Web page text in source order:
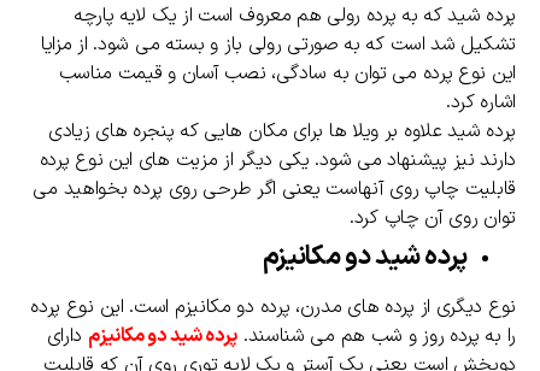
پرده شید که به پرده رولی هم معروف است از یک لایه پارچه
تشکیل شد است که به صورتی رولی باز و بسته می شود. از مزایا
این نوع پرده می توان به سادگی، نصب آسان و قیمت مناسب
اشاره کرد.
پرده شید علاوه بر ویلا ها برای مکان هایی که پنجره های زیادی
دارند نیز پیشنهاد می شود. یکی دیگر از مزیت های این نوع پرده
قابلیت چاپ روی آنهاست یعنی اگر طرحی روی پرده بخواهید می
توان روی آن چاپ کرد.
پرده شید دو مکانیزم
نوع دیگری از پرده های مدرن، پرده دو مکانیزم است. این نوع پرده
را به پرده روز و شب هم می شناسند. پرده شید دو مکانیزم دارای